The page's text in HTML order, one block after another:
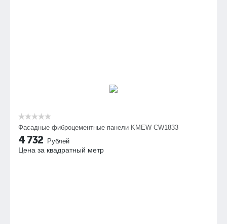
Фасадные фиброцементные панели KMEW CW1833
4 732 Рублей
Цена за квадратный метр